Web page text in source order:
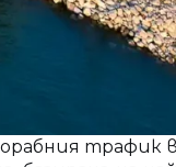
трафик в